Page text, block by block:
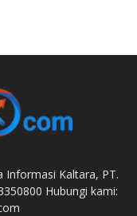
Informasi Kaltara, PT.
Hubungi kami: